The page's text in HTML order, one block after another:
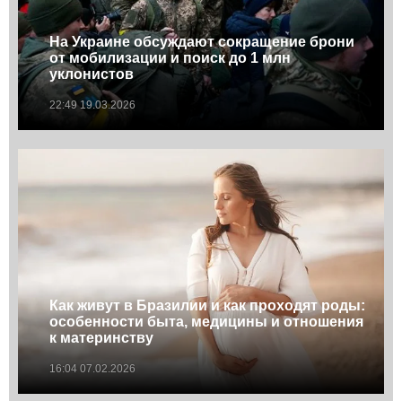
На Украине обсуждают сокращение брони
от мобилизации и поиск до 1 млн
уклонистов
22:49 19.03.2026
Как живут в Бразилии и как проходят роды:
особенности быта, медицины и отношения
к материнству
16:04 07.02.2026